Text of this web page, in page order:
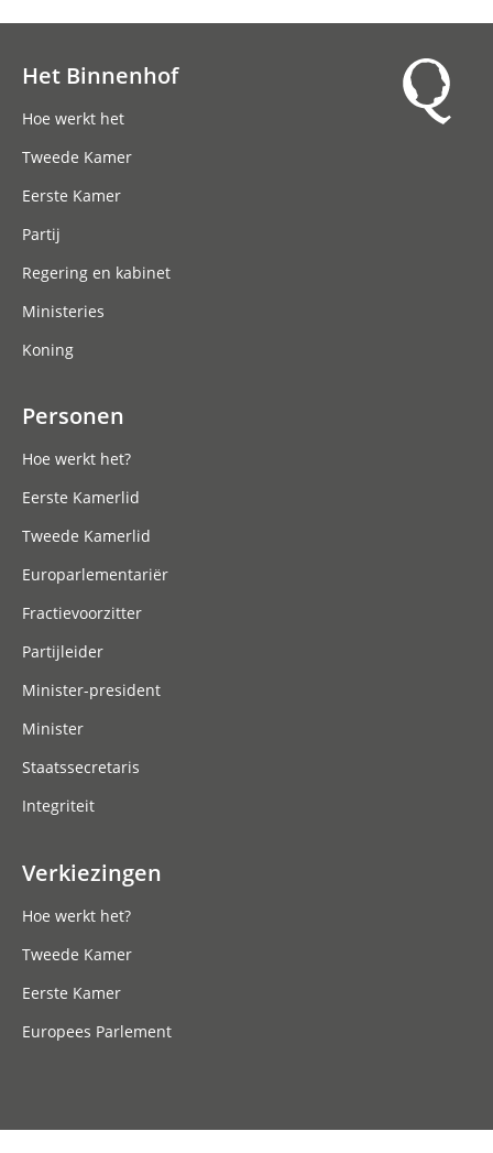
Het Binnenhof
Hoe werkt het
Tweede Kamer
Eerste Kamer
Partij
Regering en kabinet
Ministeries
Koning
Personen
Hoe werkt het?
Eerste Kamerlid
Tweede Kamerlid
Europarlementariër
Fractievoorzitter
Partijleider
Minister-president
Minister
Staatssecretaris
Integriteit
Verkiezingen
Hoe werkt het?
Tweede Kamer
Eerste Kamer
Europees Parlement